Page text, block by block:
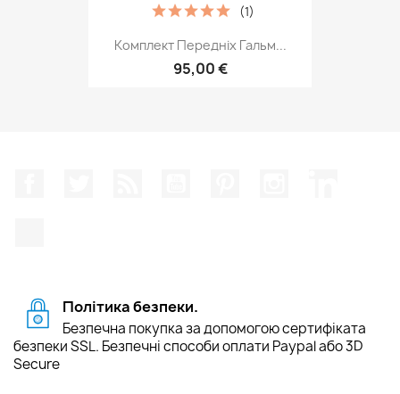
Комплект Передніх Гальм...
95,00 €
(1)
Політика безпеки.
Безпечна покупка за допомогою сертифіката
безпеки SSL. Безпечні способи оплати Paypal або 3D
Secure